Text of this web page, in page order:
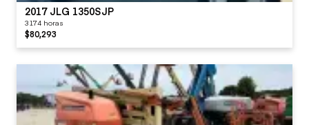
2017 JLG 1350SJP
3174 horas
$80,293